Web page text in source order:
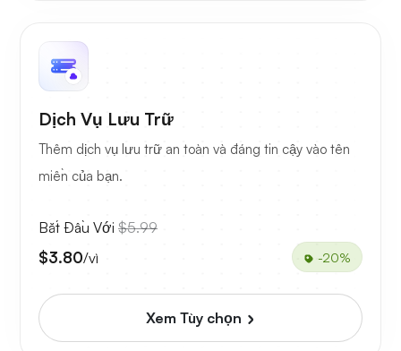
Dịch Vụ Lưu Trữ
Thêm dịch vụ lưu trữ an toàn và đáng tin cậy vào tên
miền của bạn.
Bắt Đầu Với $5.99
$3.80/vì -20%
Xem Tùy chọn